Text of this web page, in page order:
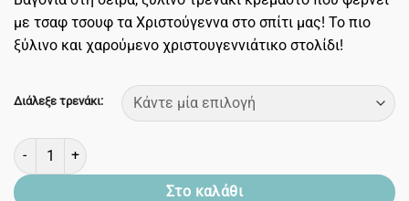
με τσαφ τσουφ τα Χριστούγεννα στο σπίτι μας! Το πιο
ξύλινο και χαρούμενο χριστουγεννιάτικο στολίδι!
Διάλεξε τρενάκι:
Τρενάκι κρεμαστό με χάντρες, κουδουνάκι και pon pon! Ho ho ho!
Στο καλάθι